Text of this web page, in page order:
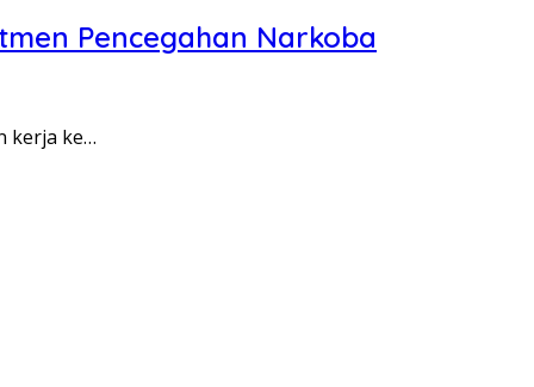
Pencegahan Narkoba
kerja ke…